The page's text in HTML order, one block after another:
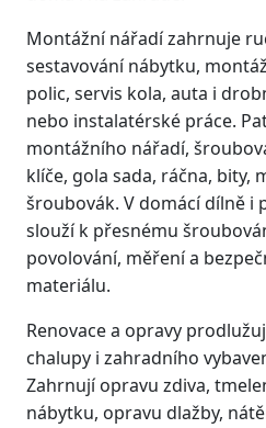
Montážní nářadí zahrnuje
sestavování nábytku,
polic, servis kola, auta i
nebo instalatérské práce.
montážního nářadí,
klíče, gola sada, ráčna, bity,
šroubovák. V domácí dílně i
slouží k přesnému
povolování, měření a
materiálu.
Renovace a opravy
chalupy i zahradního
Zahrnují opravu zdiva,
nábytku, opravu dlažby,